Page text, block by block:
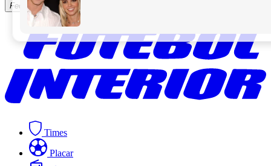
Fechar Menu
Times
Placar